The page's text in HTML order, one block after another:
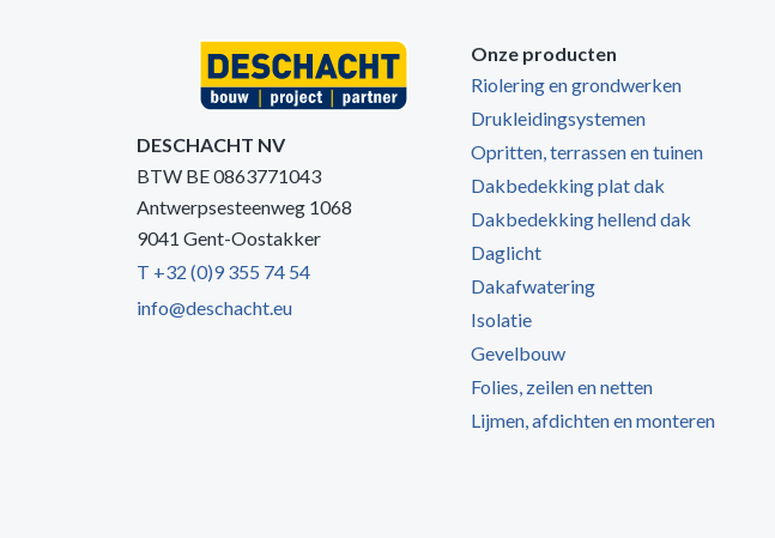
DESCHACHT NV
BTW BE 0863771043
Antwerpsesteenweg 1068
9041 Gent-Oostakker
T +32 (0)9 355 74 54
info@deschacht.eu
Onze producten
Riolering en grondwerken
Drukleidingsystemen
Opritten, terrassen en tuinen
Dakbedekking plat dak
Dakbedekking hellend dak
Daglicht
Dakafwatering
Isolatie
Gevelbouw
Folies, zeilen en netten
Lijmen, afdichten en monteren